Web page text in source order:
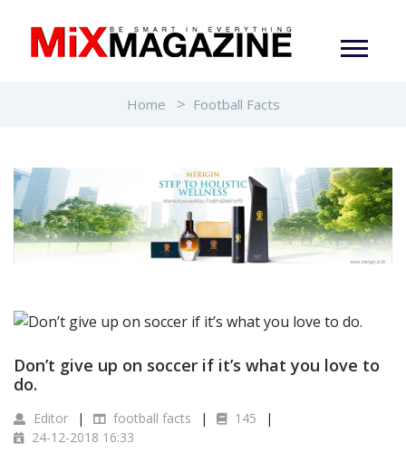
Home Football Facts
Don’t give up on soccer if it’s what you love to
do.
Editor football facts
145
24-12-2018 16:33